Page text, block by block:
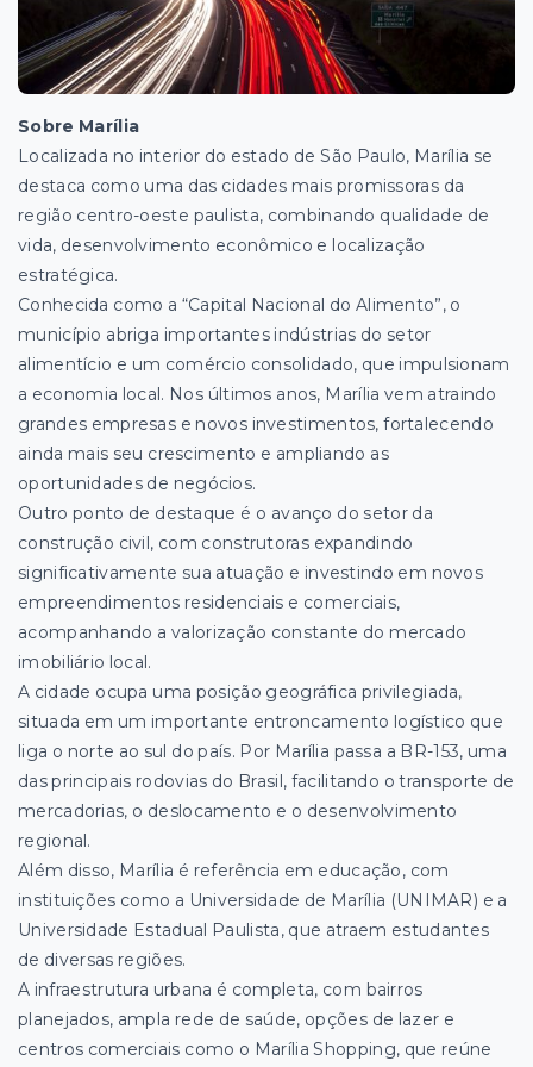
Sobre Marília
Localizada no interior do estado de São Paulo, Marília se
destaca como uma das cidades mais promissoras da
região centro-oeste paulista, combinando qualidade de
vida, desenvolvimento econômico e localização
estratégica.
Conhecida como a “Capital Nacional do Alimento”, o
município abriga importantes indústrias do setor
alimentício e um comércio consolidado, que impulsionam
a economia local. Nos últimos anos, Marília vem atraindo
grandes empresas e novos investimentos, fortalecendo
ainda mais seu crescimento e ampliando as
oportunidades de negócios.
Outro ponto de destaque é o avanço do setor da
construção civil, com construtoras expandindo
significativamente sua atuação e investindo em novos
empreendimentos residenciais e comerciais,
acompanhando a valorização constante do mercado
imobiliário local.
A cidade ocupa uma posição geográfica privilegiada,
situada em um importante entroncamento logístico que
liga o norte ao sul do país. Por Marília passa a BR-153, uma
das principais rodovias do Brasil, facilitando o transporte de
mercadorias, o deslocamento e o desenvolvimento
regional.
Além disso, Marília é referência em educação, com
instituições como a Universidade de Marília (UNIMAR) e a
Universidade Estadual Paulista, que atraem estudantes
de diversas regiões.
A infraestrutura urbana é completa, com bairros
planejados, ampla rede de saúde, opções de lazer e
centros comerciais como o Marília Shopping, que reúne